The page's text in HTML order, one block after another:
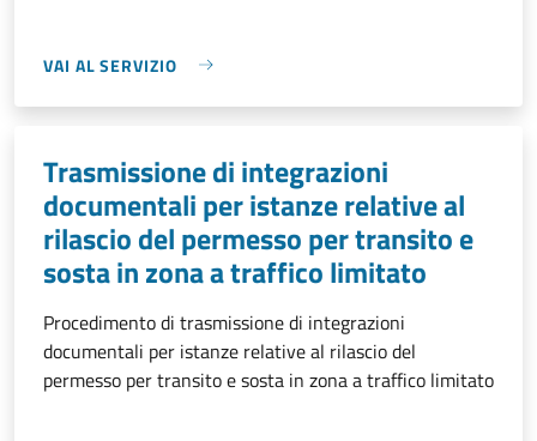
VAI AL SERVIZIO
Trasmissione di integrazioni
documentali per istanze relative al
rilascio del permesso per transito e
sosta in zona a traffico limitato
Procedimento di trasmissione di integrazioni
documentali per istanze relative al rilascio del
permesso per transito e sosta in zona a traffico limitato